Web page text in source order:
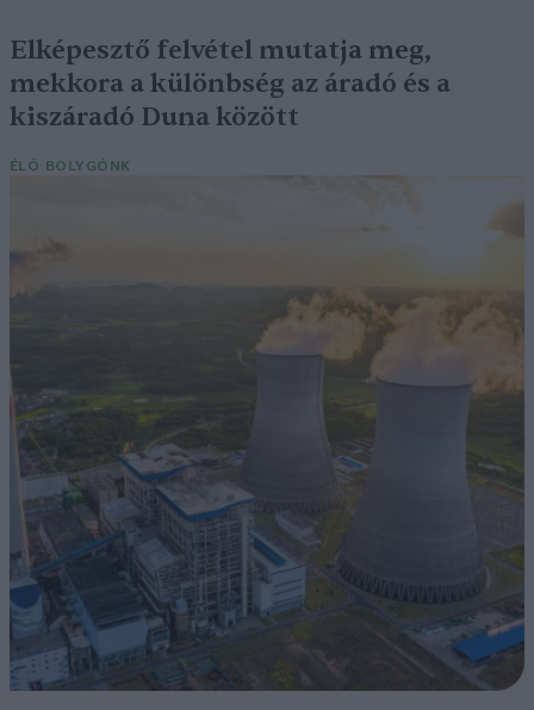
Elképesztő felvétel mutatja meg,
mekkora a különbség az áradó és a
kiszáradó Duna között
ÉLŐ BOLYGÓNK